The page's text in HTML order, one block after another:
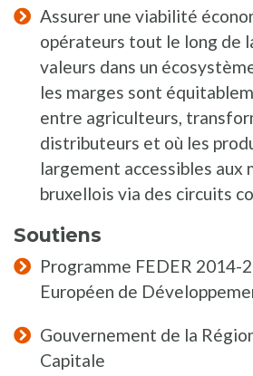
Assurer une viabilité
opérateurs tout le long de
valeurs dans un
les marges sont
entre agriculteurs,
distributeurs et où les
largement accessibles aux
bruxellois via des circuits
Soutiens
Programme FEDER 2014-
Européen de
Gouvernement de la
Capitale